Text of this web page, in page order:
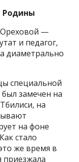
Родины
Ореховой —
и педагог,
диаметрально
специальной
замечен на
на
на фоне
стало
же время в
приезжала